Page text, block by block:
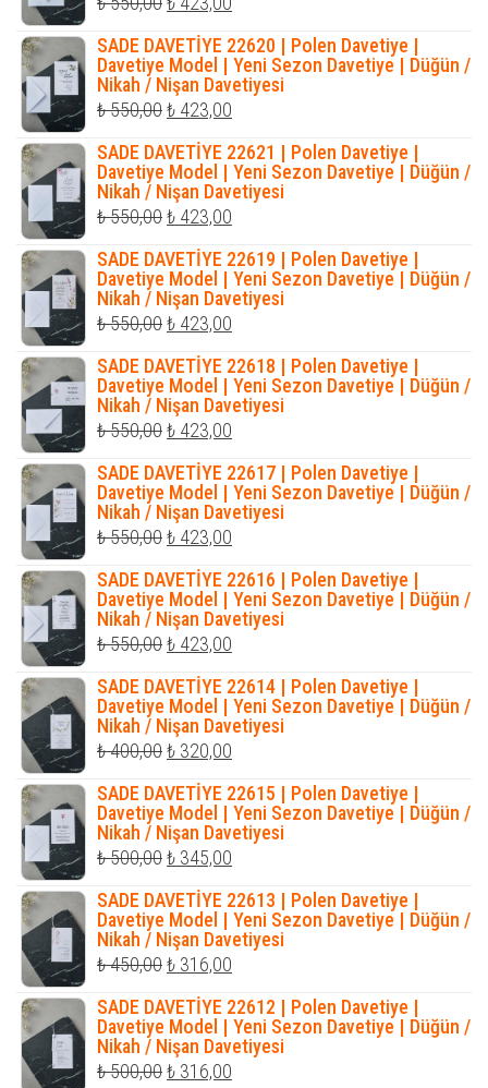
fiyat:
₺ 550,00.fiyat:
₺ 423,00.
SADE DAVETİYE 22620 | Polen Davetiye |
Davetiye Model | Yeni Sezon Davetiye | Düğün /
Nikah / Nişan Davetiyesi
₺550,00Orijinal
fiyat:
₺ 550,00.
₺ 423,00
fiyat:
₺ 423,00.
SADE DAVETİYE 22621 | Polen Davetiye |
Davetiye Model | Yeni Sezon Davetiye | Düğün /
Nikah / Nişan Davetiyesi
₺550,00Orijinal
fiyat:
₺ 550,00.
₺ 423,00
fiyat:
₺ 423,00.
SADE DAVETİYE 22619 | Polen Davetiye |
Davetiye Model | Yeni Sezon Davetiye | Düğün /
Nikah / Nişan Davetiyesi
₺550,00Orijinal
fiyat:
₺ 550,00.
₺ 423,00
fiyat:
₺ 423,00.
SADE DAVETİYE 22618 | Polen Davetiye |
Davetiye Model | Yeni Sezon Davetiye | Düğün /
Nikah / Nişan Davetiyesi
₺550,00Orijinal
fiyat:
₺ 550,00.
₺ 423,00
fiyat:
₺ 423,00.
SADE DAVETİYE 22617 | Polen Davetiye |
Davetiye Model | Yeni Sezon Davetiye | Düğün /
Nikah / Nişan Davetiyesi
₺550,00Orijinal
fiyat:
₺ 550,00.
₺ 423,00
fiyat:
₺ 423,00.
SADE DAVETİYE 22616 | Polen Davetiye |
Davetiye Model | Yeni Sezon Davetiye | Düğün /
Nikah / Nişan Davetiyesi
₺550,00Orijinal
fiyat:
₺ 550,00.
₺ 423,00
fiyat:
₺ 423,00.
SADE DAVETİYE 22614 | Polen Davetiye |
Davetiye Model | Yeni Sezon Davetiye | Düğün /
Nikah / Nişan Davetiyesi
₺400,00Orijinal
fiyat:
₺ 400,00.
₺ 320,00
fiyat:
₺ 320,00.
SADE DAVETİYE 22615 | Polen Davetiye |
Davetiye Model | Yeni Sezon Davetiye | Düğün /
Nikah / Nişan Davetiyesi
₺500,00Orijinal
fiyat:
₺ 500,00.
₺ 345,00
fiyat:
₺ 345,00.
SADE DAVETİYE 22613 | Polen Davetiye |
Davetiye Model | Yeni Sezon Davetiye | Düğün /
Nikah / Nişan Davetiyesi
₺450,00Orijinal
fiyat:
₺ 450,00.
₺ 316,00
fiyat:
₺ 316,00.
SADE DAVETİYE 22612 | Polen Davetiye |
Davetiye Model | Yeni Sezon Davetiye | Düğün /
Nikah / Nişan Davetiyesi
₺500,00Orijinal
₺ 316,00